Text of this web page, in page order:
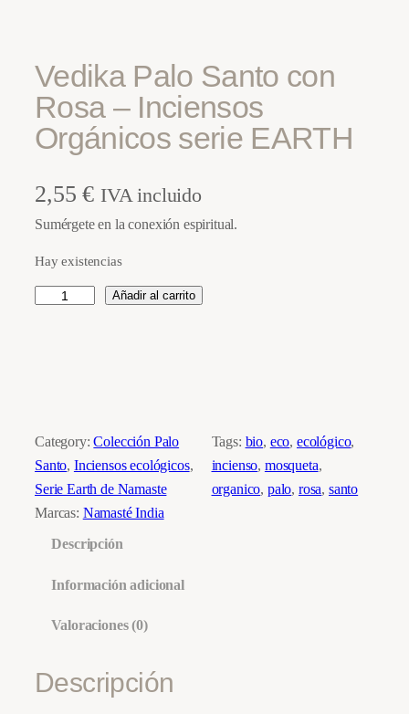
Vedika Palo Santo con
Rosa – Inciensos
Orgánicos serie EARTH
2,55€ IVA incluido
Sumérgete en la conexión espiritual.
Hay existencias
P
a
l
o
o
Añadir al carrito
Category:Colección Palo
Santo, Inciensos ecológicos
Serie Earth de Namaste
Tags: bio, eco, ecológico
incienso, mosqueta
organico, palo, rosa, santo
Marcas: Namasté India
Descripción
Información adicional
Valoraciones (0)
Descripción